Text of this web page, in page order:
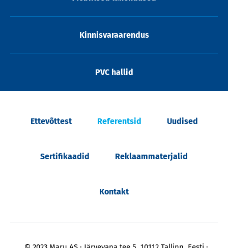
Kinnisvaraarendus
PVC hallid
Ettevõttest Referentsid Uudised
Sertifikaadid Reklaammaterjalid
Kontakt